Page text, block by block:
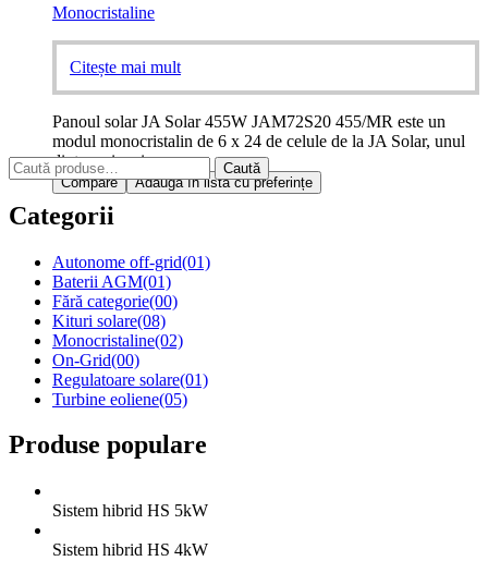
Monocristaline
Citește mai mult
Panoul solar JA Solar 455W JAM72S20 455/MR este un
modul monocristalin de 6 x 24 de celule de la JA Solar, unul
dintre cei mai…
Compare Adaugă în lista cu preferințe
Caută
după:
Caută
Categorii
Autonome off-grid(01)
Baterii AGM(01)
Fără categorie(00)
Kituri solare(08)
Monocristaline(02)
On-Grid(00)
Regulatoare solare(01)
Turbine eoliene(05)
Produse populare
Sistem hibrid HS 5kW
Sistem hibrid HS 4kW